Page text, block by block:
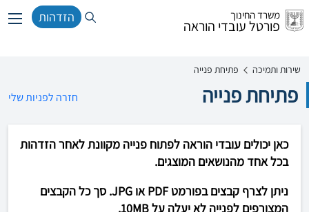
משרד החינוך
פורטל עובדי הוראה הזדהות
שירות ותמיכה פתיחת פנייה
פתיחת פנייה חזרה לפניות שלי
כאן יכולים עובדי הוראה לפתוח פנייה מקוונת לאחר הזדהות
בכל אחד מהנושאים המוצגים.
ניתן לצרף קבצים בפורמט PDF או JPG. סך כל הקבצים
המצורפים לפנייה לא יעלה על 10MB.